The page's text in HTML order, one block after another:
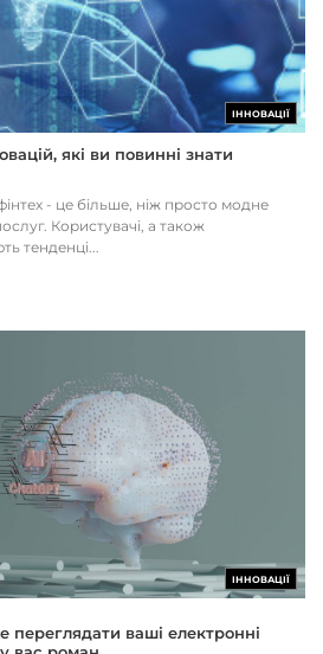
ІННОВАЦІЇ
які ви повинні знати
- це більше, ніж просто модне
Користувачі, а також
тенденці...
ІННОВАЦІЇ
переглядати ваші електронні